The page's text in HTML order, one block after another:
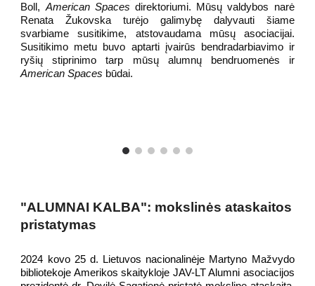
Boll, American Spaces direktoriumi. Mūsų valdybos narė
Renata Žukovska turėjo galimybę dalyvauti šiame
svarbiame susitikime, atstovaudama mūsų asociacijai.
Susitikimo metu buvo aptarti įvairūs bendradarbiavimo ir
ryšių stiprinimo tarp mūsų alumnų bendruomenės ir
American Spaces būdai.
"ALUMNAI KALBA": mokslinės ataskaitos
pristatymas
2024 kovo 25 d. Lietuvos nacionalinėje Martyno Mažvydo
bibliotekoje Amerikos skaitykloje JAV-LT Alumni asociacijos